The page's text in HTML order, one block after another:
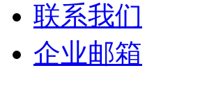
联系我们
企业邮箱